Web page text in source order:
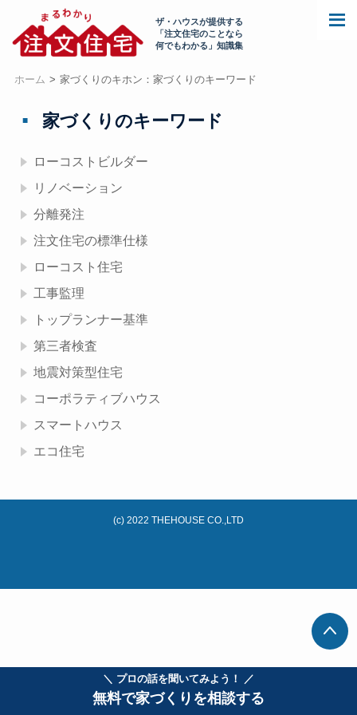
＼ プロの話を聞いてみよう！ ／
無料で家づくりを相談する
ザ・ハウスが提供する
「注文住宅のことなら
何でもわかる」知識集
ホーム 家づくりのキホン：家づくりのキーワード
家づくりのキーワード
ローコストビルダー
リノベーション
分離発注
注文住宅の標準仕様
ローコスト住宅
工事監理
トップランナー基準
第三者検査
地震対策型住宅
コーポラティブハウス
スマートハウス
エコ住宅
(c) 2022 THEHOUSE CO.,LTD